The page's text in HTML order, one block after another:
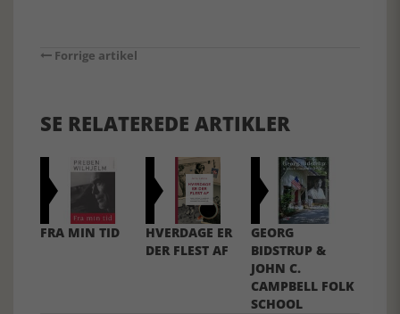
Forrige artikel
SE RELATEREDE ARTIKLER
FRA MIN TID
HVERDAGE ER
DER FLEST AF
GEORG
BIDSTRUP &
JOHN C.
CAMPBELL FOLK
SCHOOL